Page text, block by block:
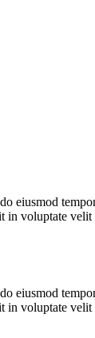
eiusmod
in voluptate
eiusmod
in voluptate